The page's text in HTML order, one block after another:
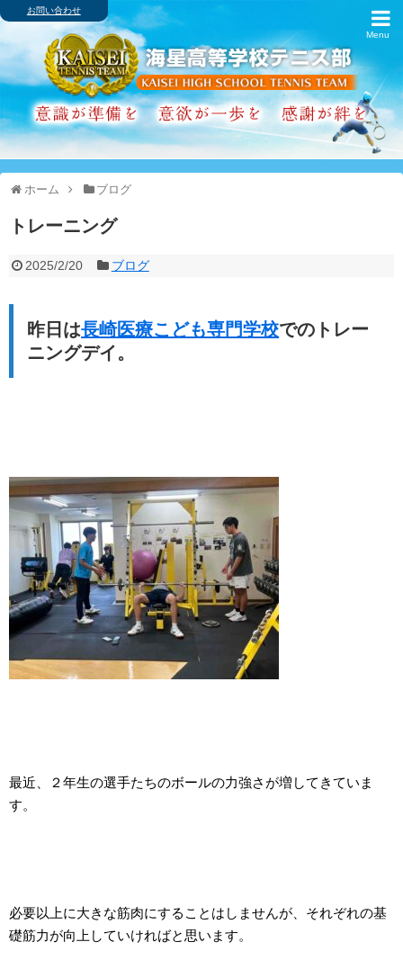
お問い合わせ
ホーム ブログ
トレーニング
2025/2/20 ブログ
昨日は長崎医療こども専門学校でのトレー
ニングデイ。
最近、２年生の選手たちのボールの力強さが増してきていま
す。
必要以上に大きな筋肉にすることはしませんが、それぞれの基
礎筋力が向上していければと思います。
ホーム
ブログ
歴代主将・戦績
アルバム
クラブ紹介
シャミナード寮